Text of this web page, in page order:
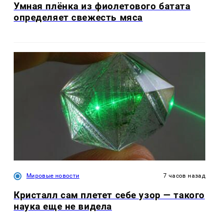
Умная плёнка из фиолетового батата
определяет свежесть мяса
Мировые новости 7 часов назад
Кристалл сам плетет себе узор — такого
наука еще не видела